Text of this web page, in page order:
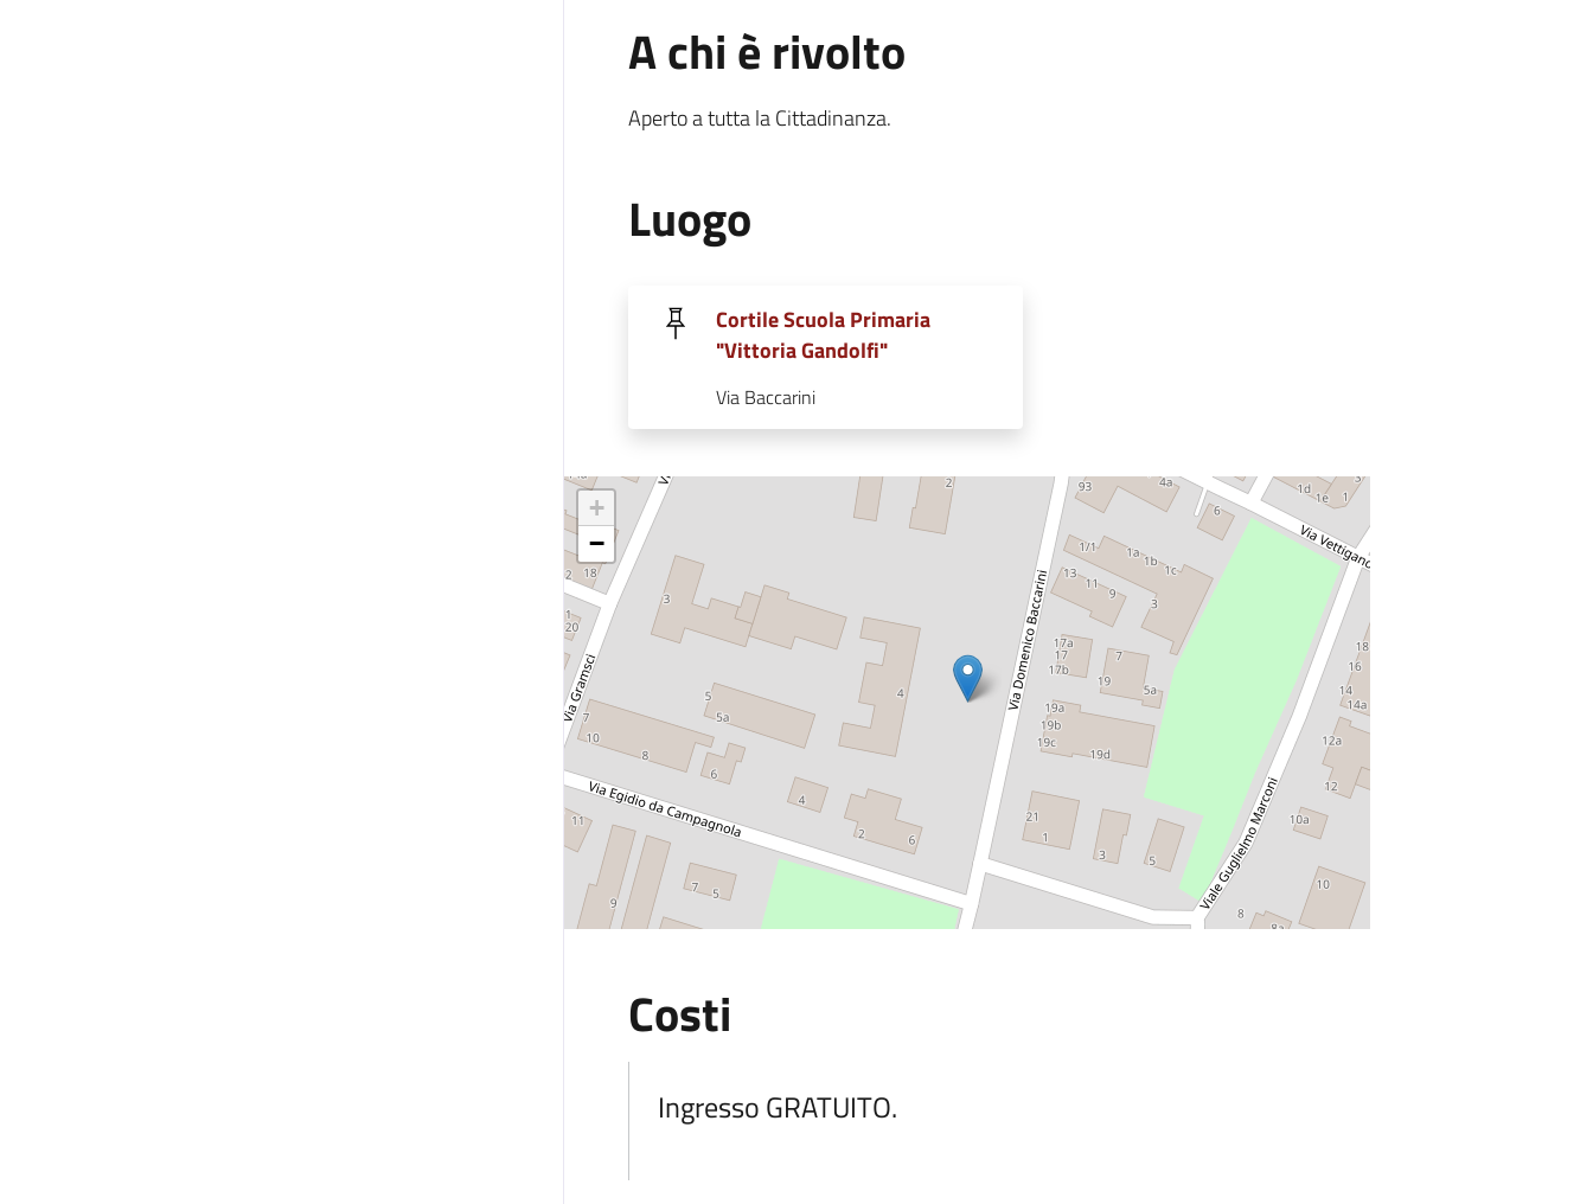
A chi è rivolto
Aperto a tutta la Cittadinanza.
Luogo
Cortile Scuola Primaria
"Vittoria Gandolfi"
Via Baccarini
+
−
Costi
Ingresso GRATUITO.